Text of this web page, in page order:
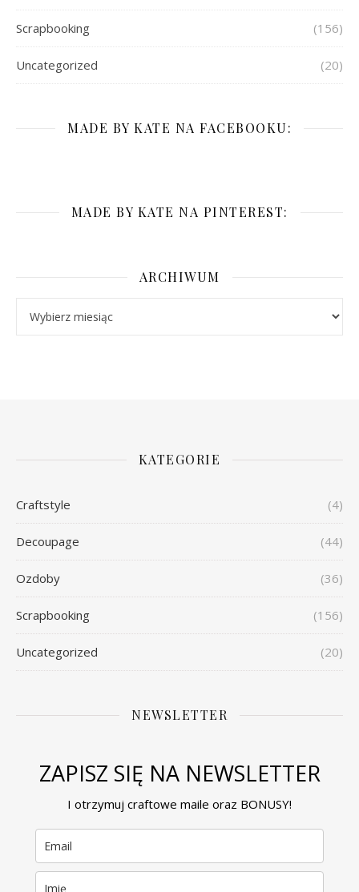
Scrapbooking (156)
Uncategorized (20)
MADE BY KATE NA FACEBOOKU:
MADE BY KATE NA PINTEREST:
ARCHIWUM
KATEGORIE
Craftstyle (4)
Decoupage (44)
Ozdoby (36)
Scrapbooking (156)
Uncategorized (20)
NEWSLETTER
ZAPISZ SIĘ NA NEWSLETTER
I otrzymuj craftowe maile oraz BONUSY!